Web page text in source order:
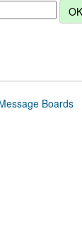
Boards